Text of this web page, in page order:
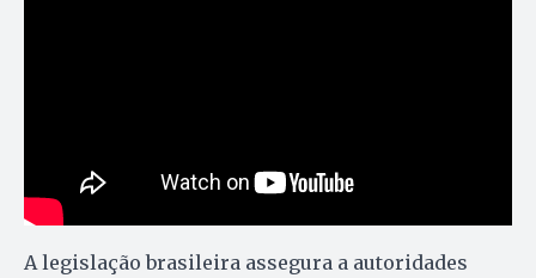
A legislação brasileira assegura a autoridades